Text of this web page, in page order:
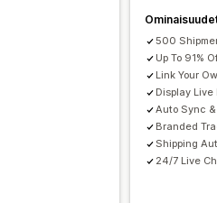
500
Up To 91%
Link Your
Display
Auto Sync
Branded
Shipping
24/7 Live